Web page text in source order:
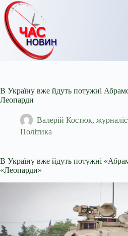
Перейти
до
вмісту
В Україну вже йдуть потужні
Леопарди
Валерій Костюк,
Політика
В Україну вже йдуть потужні
«Леопарди»